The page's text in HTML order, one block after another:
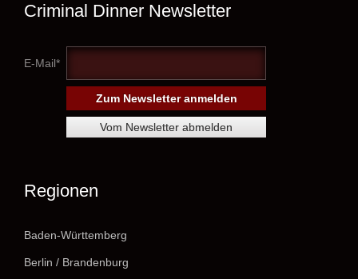
Criminal Dinner Newsletter
E-Mail*
Regionen
Baden-Württemberg
Berlin / Brandenburg